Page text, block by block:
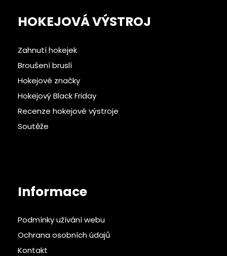
HOKEJOVÁ VÝSTROJ
Zahnutí hokejek
Broušení bruslí
Hokejové značky
Hokejový Black Friday
Recenze hokejové výstroje
Soutěže
Informace
Podmínky užívání webu
Ochrana osobních údajů
Kontakt